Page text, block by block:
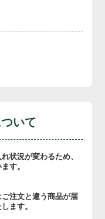
いて
状況が変わるため、
す。
注文と違う商品が届
ます。